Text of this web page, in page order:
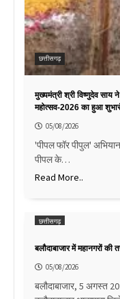
छत्तीसगढ़
मुख्यमंत्री श्री विष्णुदेव साय
महोत्सव-2026 का हुआ
05/08/2026
'पीपल फॉर पीपुल'
पीपल के…
Read More..
छत्तीसगढ़
बलौदाबाजार में महानगरों की
05/08/2026
बलौदाबाजार, 5 अगस्त